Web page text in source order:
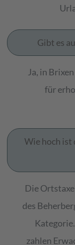
Gibt es
Ja, in
für
Wie hoch ist
Die
des
zahlen